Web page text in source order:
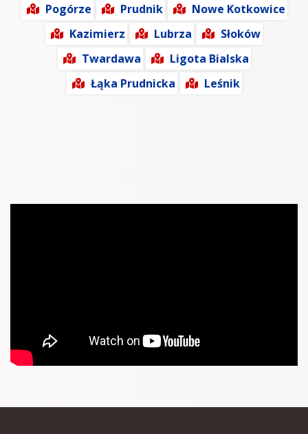
Pogórze
Prudnik
Nowe Kotkowice
Kazimierz
Lubrza
Słoków
Twardawa
Ligota Bialska
Łąka Prudnicka
Leśnik